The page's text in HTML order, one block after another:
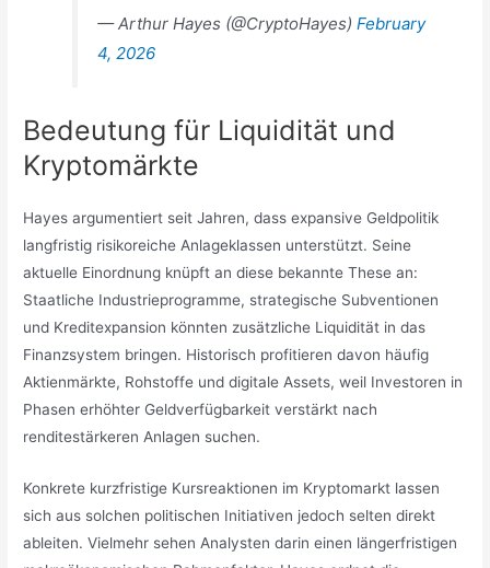
— Arthur Hayes (@CryptoHayes)February
4, 2026
Bedeutung für Liquidität und
Kryptomärkte
Hayes argumentiert seit Jahren, dass expansive Geldpolitik
langfristig risikoreiche Anlageklassen unterstützt. Seine
aktuelle Einordnung knüpft an diese bekannte These an:
Staatliche Industrieprogramme, strategische Subventionen
und Kreditexpansion könnten zusätzliche Liquidität in das
Finanzsystem bringen. Historisch profitieren davon häufig
Aktienmärkte, Rohstoffe und digitale Assets, weil Investoren in
Phasen erhöhter Geldverfügbarkeit verstärkt nach
renditestärkeren Anlagen suchen.
Konkrete kurzfristige Kursreaktionen im Kryptomarkt lassen
sich aus solchen politischen Initiativen jedoch selten direkt
ableiten. Vielmehr sehen Analysten darin einen längerfristigen